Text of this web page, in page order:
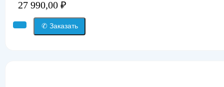
27 990,00 ₽
✆ Заказать